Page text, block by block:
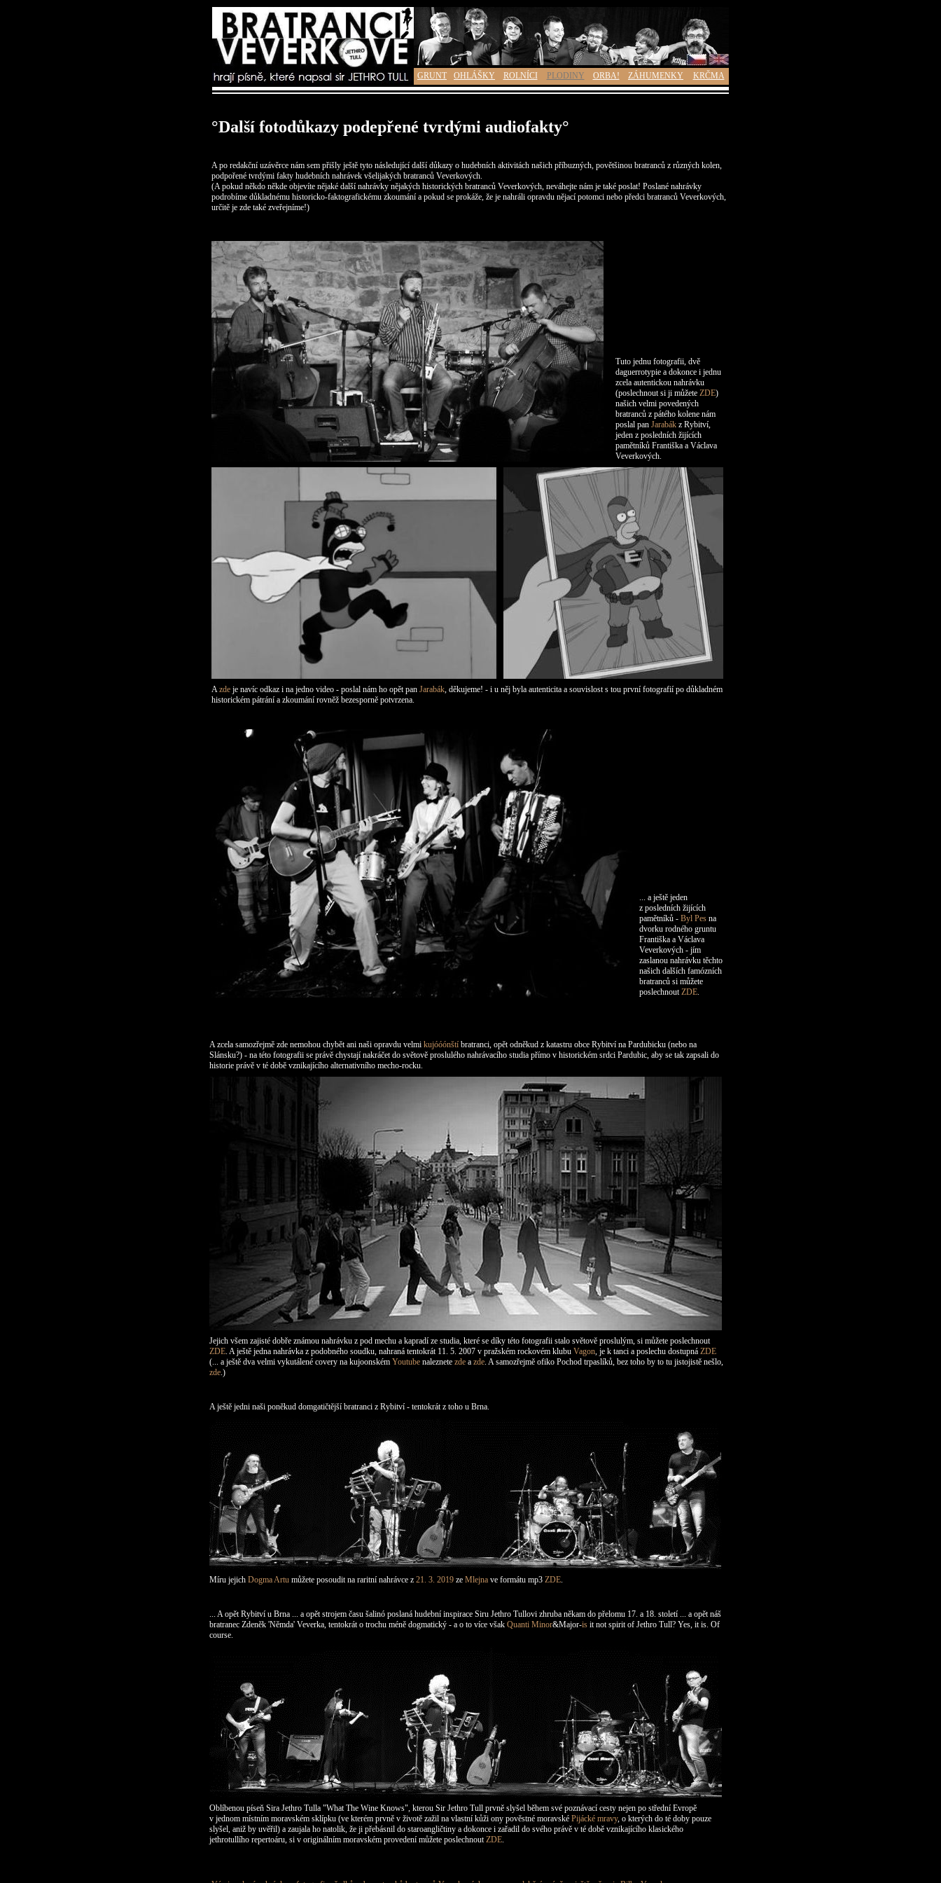
GRUNT OHLÁŠKY ROLNÍCI PLODINY ORBA! ZÁHUMENKY KRČMA
°Další fotodůkazy podepřené tvrdými audiofakty°
A po redakční uzávěrce nám sem přišly ještě tyto následující další důkazy o hudebních aktivitách našich příbuzných, povětšinou bratranců z různých kolen,
podpořené tvrdými fakty hudebních nahrávek všelijakých bratranců Veverkových.
(A pokud někdo někde objevíte nějaké další nahrávky nějakých historických bratranců Veverkových, neváhejte nám je také poslat! Poslané nahrávky
podrobíme důkladnému historicko-faktografickému zkoumání a pokud se prokáže, že je nahráli opravdu nějací potomci nebo předci bratranců Veverkových,
určitě je zde také zveřejníme!)
Tuto jednu fotografii, dvě
daguerrotypie a dokonce i jednu
zcela autentickou nahrávku
(poslechnout si ji můžete ZDE)
našich velmi povedených
bratranců z pátého kolene nám
poslal pan Jarabák z Rybitví,
jeden z posledních žijících
pamětníků Františka a Václava
Veverkových.
Azde je navíc odkaz i na jedno video - poslal nám ho opět pan Jarabák, děkujeme! - i u něj byla autenticita a souvislost s tou první fotografií po důkladném
historickém pátrání a zkoumání rovněž bezesporně potvrzena.
... a ještě jeden
z posledních žijících
pamětníků - Byl Pes na
dvorku rodného gruntu
Františka a Václava
Veverkových - jím
zaslanou nahrávku těchto
našich dalších famózních
bratranců si můžete
poslechnoutZDE.
A zcela samozřejmě zde nemohou chybět ani naši opravdu velmi kujóóónštíbratranci, opět odněkud z katastru obce Rybitví na Pardubicku (nebo na
Slánsku?) - natéto fotografii se právě chystají nakráčet do světově proslulého nahrávacího studia přímo v historickém srdci Pardubic, aby se tak zapsali do
historie právě v té době vznikajícího alternativního mecho-rocku.
Jejich všem zajisté dobře známou nahrávku z pod mechu a kapradí ze studia, které se díky této fotografii stalo světově proslulým, si můžete poslechnout
ZDE. A ještě jedna nahrávka z podobného soudku, nahraná tentokrát 11. 5. 2007 v pražském rockovém klubu Vagon, je k tanci a poslechu dostupná ZDE
(... a ještě dva velmi vykutálené covery na kujoonském Youtubenaleznete zdea zde. A samozřejmě ofiko Pochod trpaslíků, bez toho by to tu jistojistě nešlo,
zde.)
A ještě jedni naši poněkud domgatičtější bratranci z Rybitví - tentokrát z toho u Brna.
Míru jejich Dogma Artumůžete posoudit na raritní nahrávce z 21. 3. 2019ze Mlejnave formátu mp3 ZDE.
... A opět Rybitví u Brna ... a opět strojem času šalinó poslaná hudební inspirace Siru Jethro Tullovi zhruba někam do přelomu 17. a 18. století ... a opět náš
bratranec Zdeněk 'Němda' Veverka, tentokrát o trochu méně dogmatický - a o to více však Quanti Minor&Major-isit not spirit of Jethro Tull? Yes, it is. Of
course.
Oblíbenou píseň Sira Jethro Tulla "What The Wine Knows", kterou Sir Jethro Tull prvně slyšel během své poznávací cesty nejen po střední Evropě
v jednommístním moravském sklípku (ve kterém prvně v životě zažil na vlastní kůži ony pověstné moravské Pijácké mravy, o kterých do té doby pouze
slyšel, aniž by uvěřil) a zaujala ho natolik, že ji přebásnil do staroangličtiny a dokonce i zařadildo svého právě v té době vznikajícího klasického
jethrotullího repertoáru, si v originálním moravském provedení můžete poslechnoutZDE.